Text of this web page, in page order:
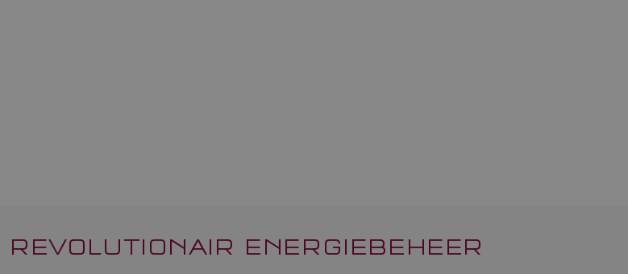
REVOLUTIONAIR ENERGIEBEHEER